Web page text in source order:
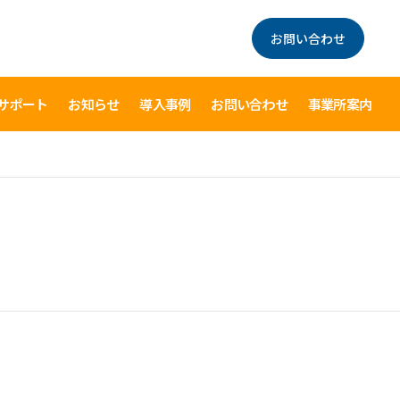
お問い合わせ
ポート お知らせ 導入事例 お問い合わせ 事業所案内